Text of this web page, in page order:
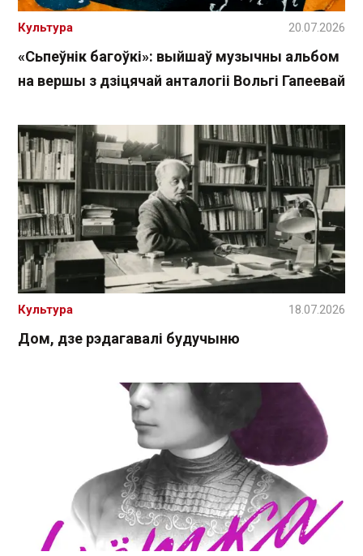
«Сьпеўнік багоўкі»: выйшаў музычны альбом
на вершы з дзіцячай анталогіі Вольгі Гапеевай
Культура 20.07.2026
Дом, дзе рэдагавалі будучыню
Культура 18.07.2026